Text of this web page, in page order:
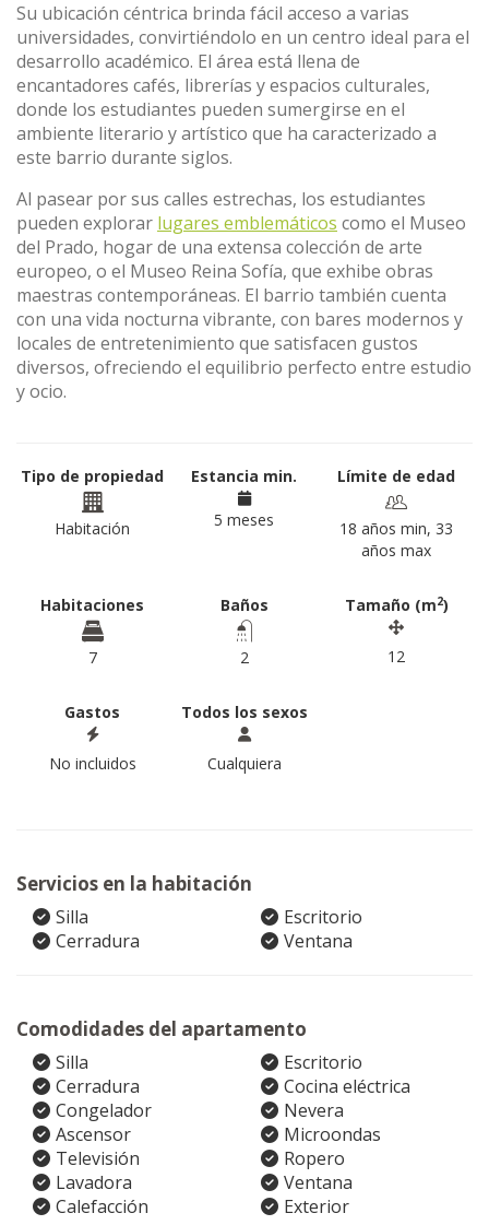
Su ubicación céntrica brinda fácil acceso a varias
universidades, convirtiéndolo en un centro ideal para el
desarrollo académico. El área está llena de
encantadores cafés, librerías y espacios culturales,
donde los estudiantes pueden sumergirse en el
ambiente literario y artístico que ha caracterizado a
este barrio durante siglos.
Al pasear por sus calles estrechas, los estudiantes
pueden explorar lugares emblemáticos como el Museo
del Prado, hogar de una extensa colección de arte
europeo, o el Museo Reina Sofía, que exhibe obras
maestras contemporáneas. El barrio también cuenta
con una vida nocturna vibrante, con bares modernos y
locales de entretenimiento que satisfacen gustos
diversos, ofreciendo el equilibrio perfecto entre estudio
y ocio.
Tipo de propiedad
Habitación
Estancia min.
5 meses
Límite de edad
18 años min, 33
años max
Habitaciones
7
Baños
2
Tamaño (m2)
12
Gastos
No incluidos
Todos los sexos
Cualquiera
Servicios en la habitación
Silla
Escritorio
Cerradura
Ventana
Comodidades del apartamento
Silla
Escritorio
Cerradura
Cocina eléctrica
Congelador
Nevera
Ascensor
Microondas
Televisión
Ropero
Lavadora
Ventana
Calefacción
Exterior